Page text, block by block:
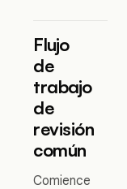
Flujo
de
trabajo
de
revisión
común
Comience